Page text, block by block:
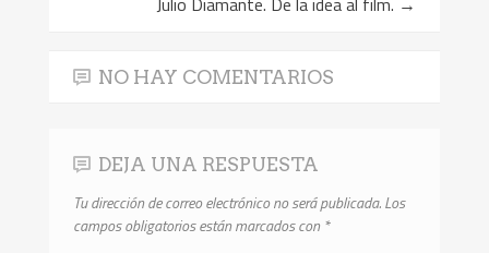
NO HAY COMENTARIOS
DEJA UNA RESPUESTA
Tu dirección de correo electrónico no será publicada.Los
campos obligatorios están marcados con *